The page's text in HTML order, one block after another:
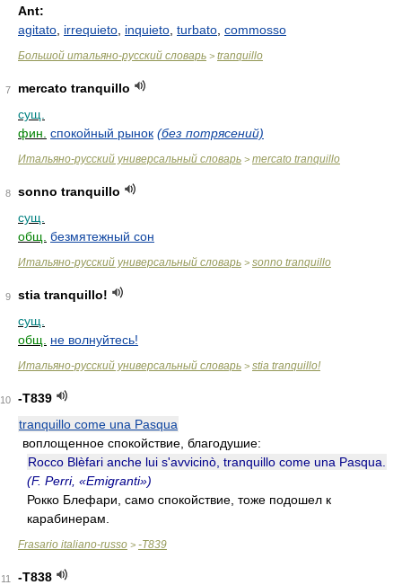
Ant:
agitato irrequieto inquieto turbato commosso
Большой итальяно-русский словарь > tranquillo
7
mercato tranquillo
сущ.
фин. спокойный рынок (без потрясений)
Итальяно-русский универсальный словарь > mercato tranquillo
8
sonno tranquillo
сущ.
общ. безмятежный сон
Итальяно-русский универсальный словарь > sonno tranquillo
9
stia tranquillo!
сущ.
общ.
не волнуйтесь!
Итальяно-русский универсальный словарь > stia tranquillo!
10
-T839
tranquillo come una Pasqua
воплощенное спокойствие, благодушие:
Rocco Blèfari anche lui s'avvicinò, tranquillo come una Pasqua.
(F. Perri, «Emigranti»)
Рокко Блефари, само спокойствие, тоже подошел к
карабинерам.
Frasario italiano-russo > -T839
11
-T838